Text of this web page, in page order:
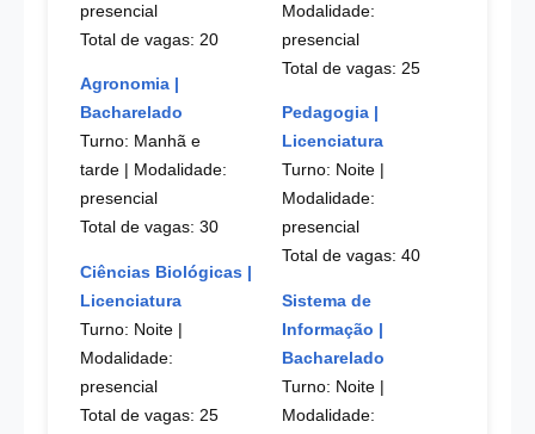
presencial
Total de vagas: 20
Agronomia |
Bacharelado
Turno: Manhã e
tarde
| Modalidade:
presencial
Total de vagas: 30
Ciências Biológicas |
Licenciatura
Turno: Noite
Modalidade:
presencial
Total de vagas: 25
Modalidade:
presencial
Total de vagas: 25
Pedagogia |
Licenciatura
Turno: Noite
Modalidade:
presencial
Total de vagas: 40
Sistema de
Informação |
Bacharelado
Turno: Noite
Modalidade: